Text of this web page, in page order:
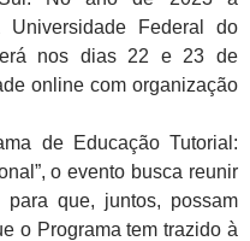
Federal do
nos dias 22 e 23 de
online com organização
de Educação Tutorial:
o evento busca reunir
que, juntos, possam
o Programa tem trazido à